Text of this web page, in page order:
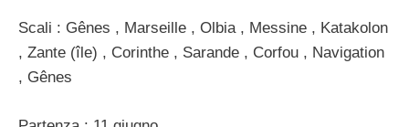
Scali : Gênes , Marseille , Olbia , Messine , Katakolon
, Zante (île) , Corinthe , Sarande , Corfou , Navigation
, Gênes